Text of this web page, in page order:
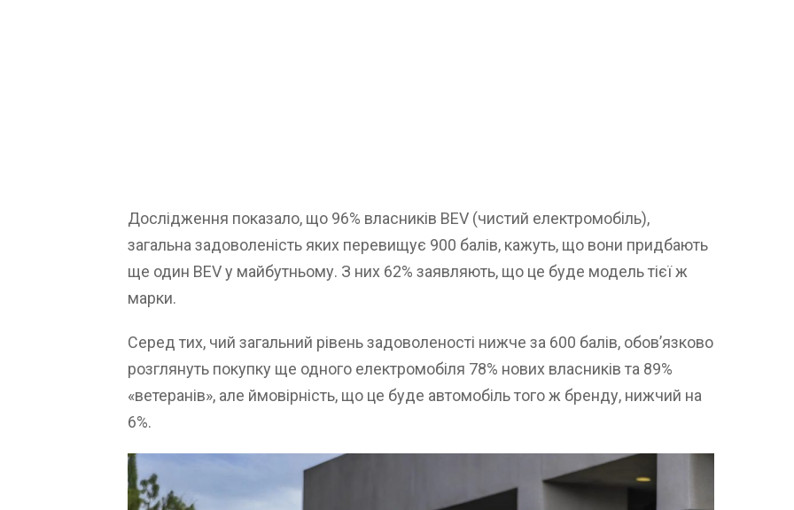
Дослідження показало, що 96% власників BEV (чистий електромобіль),
загальна задоволеність яких перевищує 900 балів, кажуть, що вони придбають
ще один BEV у майбутньому. З них 62% заявляють, що це буде модель тієї ж
марки.
Серед тих, чий загальний рівень задоволеності нижче за 600 балів, обов’язково
розглянуть покупку ще одного електромобіля 78% нових власників та 89%
«ветеранів», але ймовірність, що це буде автомобіль того ж бренду, нижчий на
6%.